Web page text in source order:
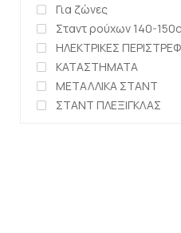
Για ζώνες
Σταντ ρούχων 140-
ΗΛΕΚΤΡΙΚΕΣ
ΚΑΤΑΣΤΗΜΑΤΑ
ΜΕΤΑΛΛΙΚΑ ΣΤΑΝΤ
ΣΤΑΝΤ ΠΛΕΞΙΓΚΛΑΣ